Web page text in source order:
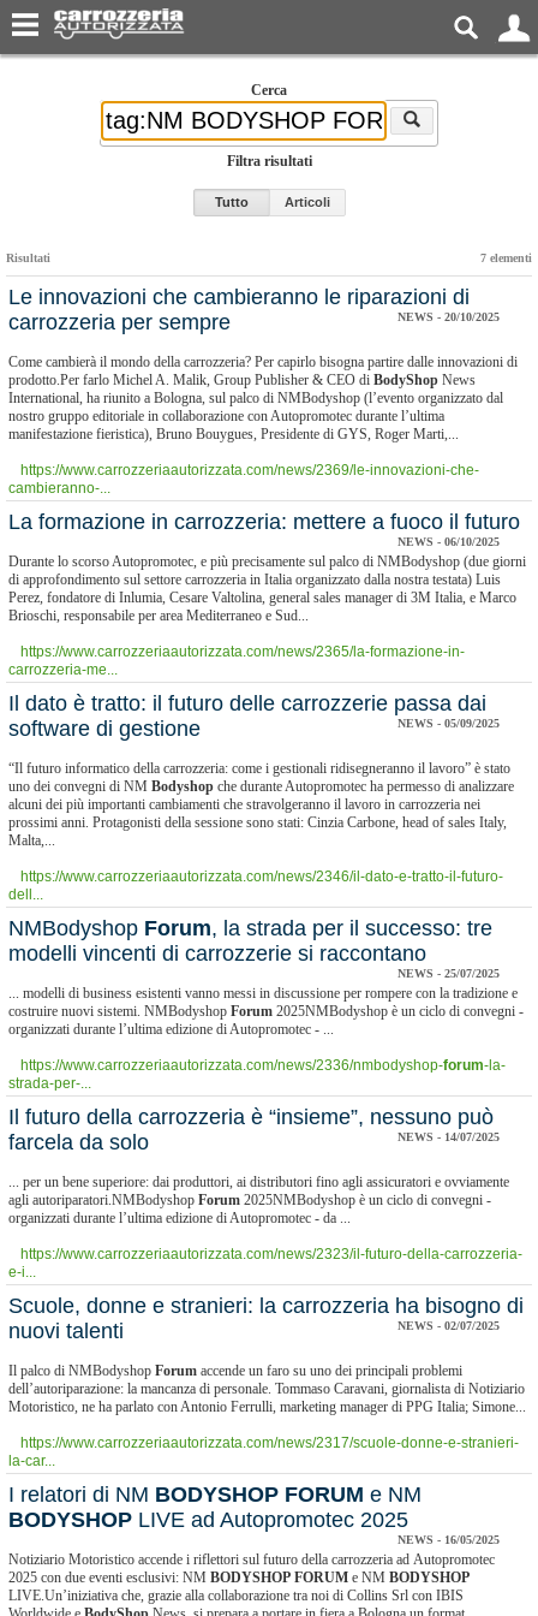
Cerca
Filtra risultati
Tutto Articoli
Risultati 7 elementi
Le innovazioni che cambieranno le riparazioni di
carrozzeria per sempre
NEWS - 20/10/2025
Come cambierà il mondo della carrozzeria? Per capirlo bisogna partire dalle innovazioni di
prodotto.Per farlo Michel A. Malik, Group Publisher & CEO di BodyShop News
International, ha riunito a Bologna, sul palco di NMBodyshop (l’evento organizzato dal
nostro gruppo editoriale in collaborazione con Autopromotec durante l’ultima
manifestazione fieristica), Bruno Bouygues, Presidente di GYS, Roger Marti,...
https://www.carrozzeriaautorizzata.com/news/2369/le-innovazioni-che-
cambieranno-...
​La formazione in carrozzeria: mettere a fuoco il futuro
NEWS - 06/10/2025
Durante lo scorso Autopromotec, e più precisamente sul palco di NMBodyshop (due giorni
di approfondimento sul settore carrozzeria in Italia organizzato dalla nostra testata) Luis
Perez, fondatore di Inlumia, Cesare Valtolina, general sales manager di 3M Italia, e Marco
Brioschi, responsabile per area Mediterraneo e Sud...
https://www.carrozzeriaautorizzata.com/news/2365/la-formazione-in-
carrozzeria-me...
Il dato è tratto: il futuro delle carrozzerie passa dai
software di gestione
NEWS - 05/09/2025
“Il futuro informatico della carrozzeria: come i gestionali ridisegneranno il lavoro” è stato
uno dei convegni di NM Bodyshop che durante Autopromotec ha permesso di analizzare
alcuni dei più importanti cambiamenti che stravolgeranno il lavoro in carrozzeria nei
prossimi anni. Protagonisti della sessione sono stati: Cinzia Carbone, head of sales Italy,
Malta,...
https://www.carrozzeriaautorizzata.com/news/2346/il-dato-e-tratto-il-futuro-
dell...
NMBodyshop Forum, la strada per il successo: tre
modelli vincenti di carrozzerie si raccontano
NEWS - 25/07/2025
... modelli di business esistenti vanno messi in discussione per rompere con la tradizione e
costruire nuovi sistemi. NMBodyshop Forum 2025NMBodyshop è un ciclo di convegni -
organizzati durante l’ultima edizione di Autopromotec - ...
https://www.carrozzeriaautorizzata.com/news/2336/nmbodyshop-forum-la-
strada-per-...
Il futuro della carrozzeria è “insieme”, nessuno può
farcela da solo
NEWS - 14/07/2025
... per un bene superiore: dai produttori, ai distributori fino agli assicuratori e ovviamente
agli autoriparatori.NMBodyshop Forum 2025NMBodyshop è un ciclo di convegni -
organizzati durante l’ultima edizione di Autopromotec - da ...
https://www.carrozzeriaautorizzata.com/news/2323/il-futuro-della-carrozzeria-
e-i...
Scuole, donne e stranieri: la carrozzeria ha bisogno di
nuovi talenti
NEWS - 02/07/2025
Il palco di NMBodyshop Forum accende un faro su uno dei principali problemi
dell’autoriparazione: la mancanza di personale. Tommaso Caravani, giornalista di Notiziario
Motoristico, ne ha parlato con Antonio Ferrulli, marketing manager di PPG Italia; Simone...
https://www.carrozzeriaautorizzata.com/news/2317/scuole-donne-e-stranieri-
la-car...
I relatori di NM BODYSHOP FORUM e NM
BODYSHOP LIVE ad Autopromotec 2025
NEWS - 16/05/2025
Notiziario Motoristico accende i riflettori sul futuro della carrozzeria ad Autopromotec
2025 con due eventi esclusivi: NM BODYSHOP FORUM e NM BODYSHOP
LIVE.Un’iniziativa che, grazie alla collaborazione tra noi di Collins Srl con IBIS